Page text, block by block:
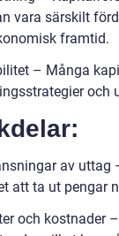
vara särskilt
framtid.
– Många
och
av
att ta ut pengar
och kostnader